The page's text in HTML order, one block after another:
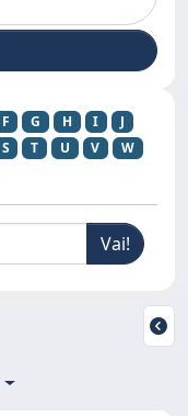
F G H I
J
S T U V
W